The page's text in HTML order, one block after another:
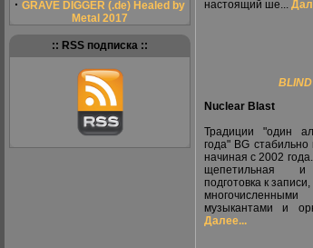
· GRAVE DIGGER (.de) Healed by
Metal 2017
:: RSS подписка ::
настоящий ше...
Nuclear Blast
Традиции "один
года" BG
начиная с 2002
щепетильная и
подготовка к
многочисленными
музыкантами и
Далее...